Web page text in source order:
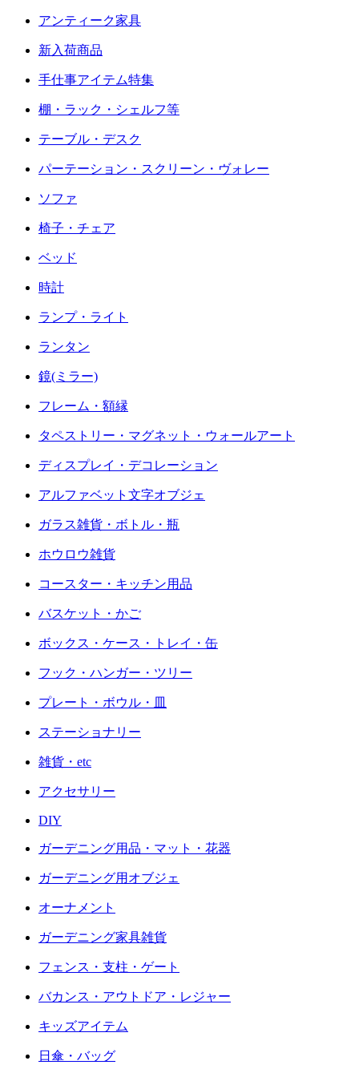
アンティーク家具
新入荷商品
手仕事アイテム特集
棚・ラック・シェルフ等
テーブル・デスク
パーテーション・スクリーン・ヴォレー
ソファ
椅子・チェア
ベッド
時計
ランプ・ライト
ランタン
鏡(ミラー)
フレーム・額縁
タペストリー・マグネット・ウォールアート
ディスプレイ・デコレーション
アルファベット文字オブジェ
ガラス雑貨・ボトル・瓶
ホウロウ雑貨
コースター・キッチン用品
バスケット・かご
ボックス・ケース・トレイ・缶
フック・ハンガー・ツリー
プレート・ボウル・皿
ステーショナリー
雑貨・etc
アクセサリー
DIY
ガーデニング用品・マット・花器
ガーデニング用オブジェ
オーナメント
ガーデニング家具雑貨
フェンス・支柱・ゲート
バカンス・アウトドア・レジャー
キッズアイテム
日傘・バッグ